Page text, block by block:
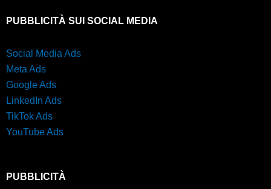
PUBBLICITÀ SUI SOCIAL MEDIA
Social Media Ads
Meta Ads
Google Ads
LinkedIn Ads
TikTok Ads
YouTube Ads
PUBBLICITÀ